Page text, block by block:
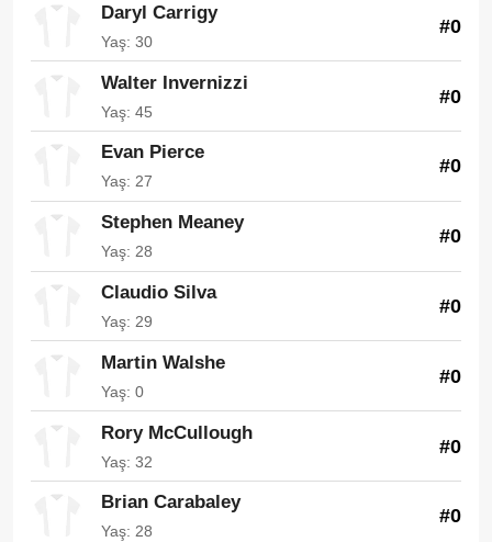
Daryl Carrigy
Yaş: 30
#0
Walter Invernizzi
Yaş: 45
#0
Evan Pierce
Yaş: 27
#0
Stephen Meaney
Yaş: 28
#0
Claudio Silva
Yaş: 29
#0
Martin Walshe
Yaş: 0
#0
Rory McCullough
Yaş: 32
#0
Brian Carabaley
Yaş: 28
#0